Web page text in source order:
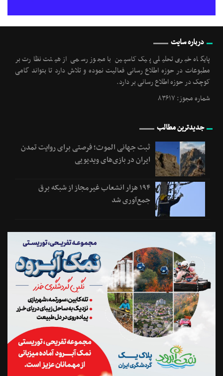
درباره سایت
پایگاه خبری تحلیلی پیک کاسپین با مجوز رسمی از هیئت نظارت بر
مطبوعات در حوزه اطلاع رسانی فعالیت نموده و تلاش دارد تا بتواند گامی
کوچک در حوزه اطلاع رسانی بر دارد.
شماره مجوز: ۸۳۶۱۷
جدیدترین مطالب
ثبت جهانی الموت؛ فرصتی برای روایت تمدن
ایران در بازی‌های ویدیویی
۱۹۴ هزار انشعاب غیرمجاز از شبکه برق
جمع‌آوری شد